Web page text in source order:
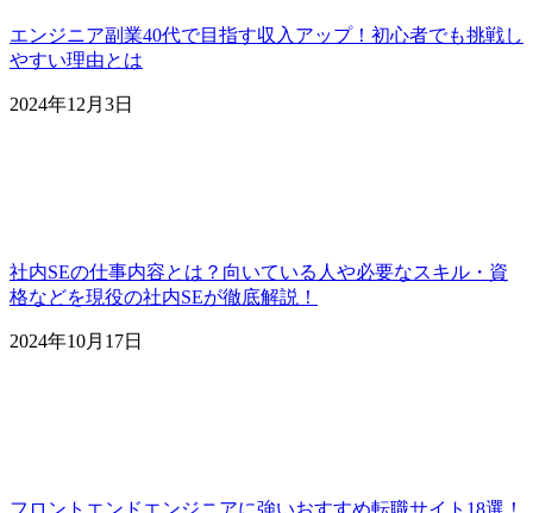
エンジニア副業40代で目指す収入アップ！初心者でも挑戦し
やすい理由とは
2024年12月3日
社内SEの仕事内容とは？向いている人や必要なスキル・資
格などを現役の社内SEが徹底解説！
2024年10月17日